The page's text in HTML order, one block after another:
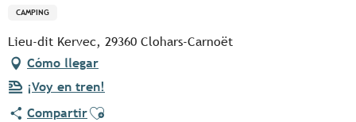
CAMPING
Lieu-dit Kervec, 29360 Clohars-Carnoët
Cómo llegar
¡Voy en tren!
CompartirAjouter aux favoris